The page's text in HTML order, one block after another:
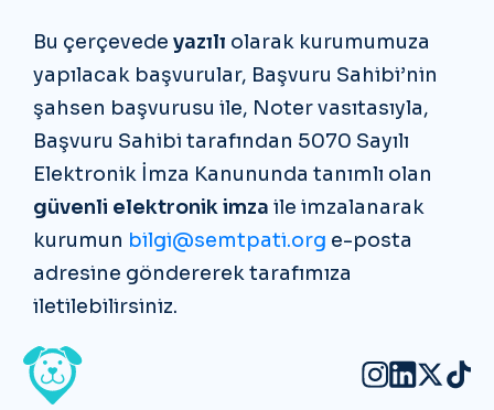
Bu çerçevede yazılı olarak kurumumuza
yapılacak başvurular, Başvuru Sahibi’nin
şahsen başvurusu ile, Noter vasıtasıyla,
Başvuru Sahibi tarafından 5070 Sayılı
Elektronik İmza Kanununda tanımlı olan
güvenli elektronik imza ile imzalanarak
kurumun bilgi@semtpati.org e-posta
adresine göndererek tarafımıza
iletilebilirsiniz.